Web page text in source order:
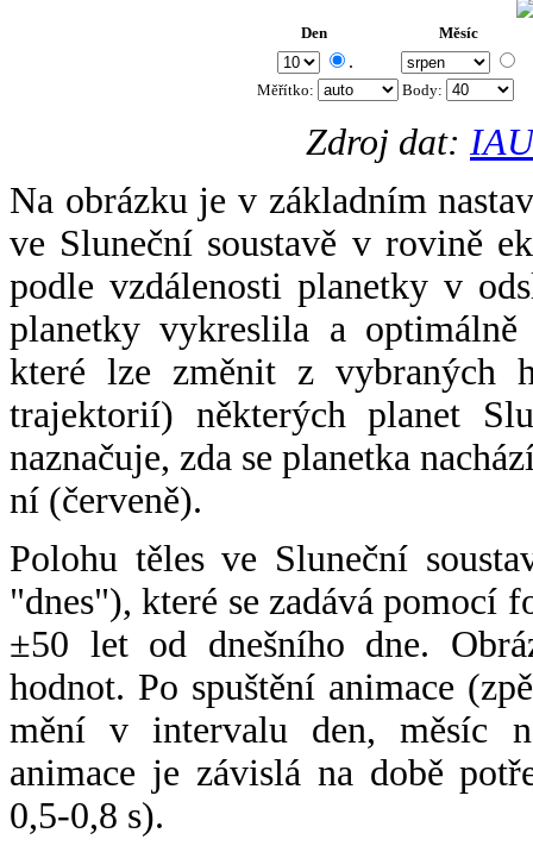
Den Měsíc
.
Měřítko: Body:
Zdroj dat:
Na obrázku je v základním
ve Sluneční soustavě v rovině
podle vzdálenosti planetky v
planetky vykreslila a
které lze změnit z vybraných
trajektorií) některých planet
naznačuje, zda se planetka
ní (červeně).
Polohu těles ve Sluneční
"dnes"), které se zadává pomocí
±50 let od dnešního dne.
hodnot. Po spuštění animace
mění v intervalu den, měsíc
animace je závislá na době
0,5-0,8 s).